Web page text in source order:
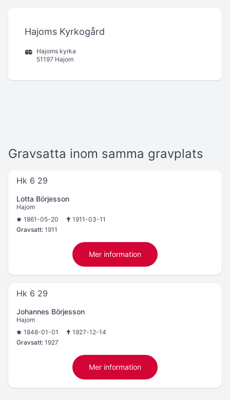
Hajoms Kyrkogård
Hajoms kyrka
51197 Hajom
Gravsatta inom samma gravplats
Hk 6 29
Lotta Börjesson
Hajom
1861-05-20
1911-03-11
Gravsatt: 1911
Mer information
Hk 6 29
Johannes Börjesson
Hajom
1848-01-01
1927-12-14
Gravsatt: 1927
Mer information